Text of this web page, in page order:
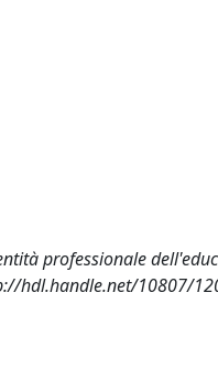
professionale
hdl.handle.net/10807/